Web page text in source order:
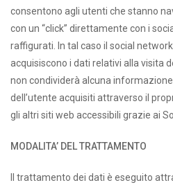
consentono agli utenti che stanno
con un “click” direttamente con i
raffigurati. In tal caso il social
acquisiscono i dati relativi alla visita
non condividerà alcuna
dell’utente acquisiti attraverso il
gli altri siti web accessibili grazie ai
MODALITA’ DEL TRATTAMENTO
Il trattamento dei dati è eseguito